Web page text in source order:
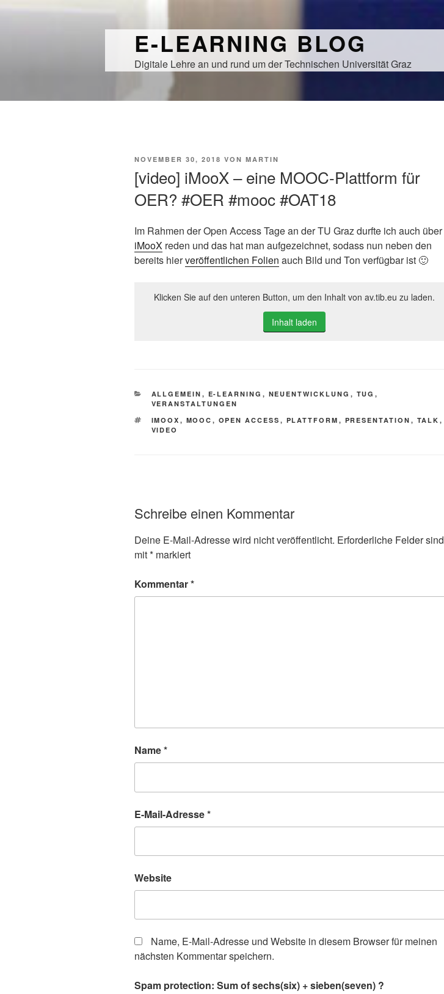
E-LEARNING BLOG
Digitale Lehre an und rund um der Technischen Universität Graz
VERÖFFENTLICHT
NOVEMBER 30, 2018 VON MARTIN
[video] iMooX – eine MOOC-Plattform für
OER? #OER #mooc #OAT18
Im Rahmen der Open Access Tage an der TU Graz durfte ich auch über
iMooX reden und das hat man aufgezeichnet, sodass nun neben den
bereits hierveröffentlichen Folien auch Bild und Ton verfügbar ist 🙂
Klicken Sie auf den unteren Button, um den Inhalt von av.tib.eu zu laden.
Inhalt laden
KATEGORIEN
ALLGEMEIN , E-LEARNING , NEUENTWICKLUNG , TUG ,
VERANSTALTUNGEN
SCHLAGWÖRTER
IMOOX , MOOC , OPEN ACCESS , PLATTFORM , PRESENTATION , TALK ,
VIDEO
Schreibe einen Kommentar
Deine E-Mail-Adresse wird nicht veröffentlicht. Erforderliche Felder sind
mit* markiert
Kommentar*
Name*
E-Mail-Adresse*
Website
Name, E-Mail-Adresse und Website in diesem Browser für meinen
nächsten Kommentar speichern.
Spam protection: Sum of sechs(six) + sieben(seven) ?